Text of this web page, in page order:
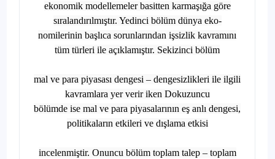
ekonomik modellemeler basitten karmaşığa göre
sıralandırılmıştır. Yedinci bölüm dünya eko-
nomilerinin başlıca sorunlarından işsizlik kavramını
tüm türleri ile açıklamıştır. Sekizinci bölüm
mal ve para piyasası dengesi – dengesizlikleri ile ilgili
kavramlara yer verir iken Dokuzuncu
bölümde ise mal ve para piyasalarının eş anlı dengesi,
politikaların etkileri ve dışlama etkisi
incelenmiştir. Onuncu bölüm toplam talep – toplam